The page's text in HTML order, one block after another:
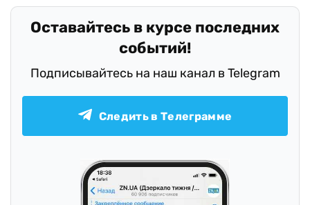
Оставайтесь в курсе последних
событий!
Подписывайтесь на наш канал в Telegram
Следить в Телеграмме